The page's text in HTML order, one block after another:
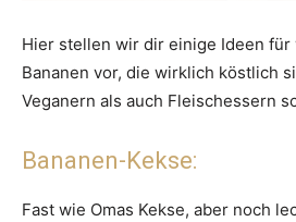
Hier stellen wir dir einige Ideen für
Bananen vor, die wirklich köstlich
Veganern als auch Fleischessern
Bananen-Kekse:
Fast wie Omas Kekse, aber noch